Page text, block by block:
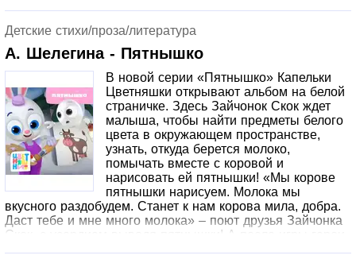
расстроен и не хочет играть.
Детские стихи/проза/литература
А. Шелегина - Пятнышко
В новой серии «Пятнышко» Капельки
Цветняшки открывают альбом на белой
страничке. Здесь Зайчонок Скок ждет
малыша, чтобы найти предметы белого
цвета в окружающем пространстве,
узнать, откуда берется молоко,
помычать вместе с коровой и
нарисовать ей пятнышки! «Мы корове
пятнышки нарисуем. Молока мы
вкусного раздобудем. Станет к нам корова мила, добра.
Даст тебе и мне много молока» – поют друзья Зайчонка
Скок, с усердием выводя пятнышки! А после игры герои